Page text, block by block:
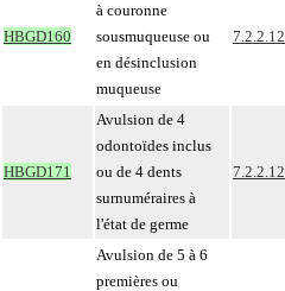
HBGD160
à couronne
sousmuqueuse ou
en désinclusion
muqueuse
7.2.2.12
HBGD171
Avulsion de 4
odontoïdes inclus
ou de 4 dents
surnuméraires à
l'état de germe
7.2.2.12
Avulsion de 5 à 6
premières ou